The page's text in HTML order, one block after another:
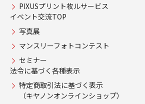
PIXUSプリント枚ルサービス
イベント交流TOP
写真展
マンスリーフォトコンテスト
セミナー
法令に基づく各種表示
特定商取引法に基づく表示
（キヤノンオンラインショップ）